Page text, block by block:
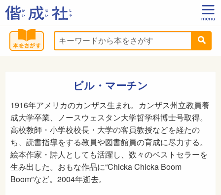
ビル・マーチン
1916年アメリカのカンザス生まれ。カンザス州立教員養
成大学卒業、ノースウェスタン大学哲学科博士号取得。
高校教師・小学校校長・大学の客員教授などを経たの
ち、読書指導をする教員や図書館員の育成に尽力する。
絵本作家・詩人としても活躍し、数々のベストセラーを
生み出した。おもな作品に“Chicka Chicka Boom
Boom”など。2004年逝去。